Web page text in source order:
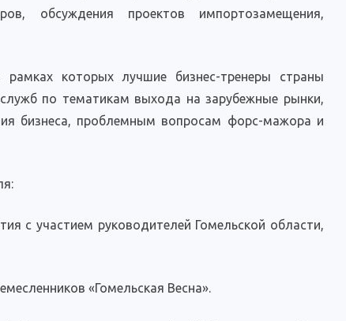
обсуждения проектов импортозамещения,
которых лучшие бизнес-тренеры страны
по тематикам выхода на зарубежные рынки,
бизнеса, проблемным вопросам форс-мажора и
с участием руководителей Гомельской области,
«Гомельская Весна».